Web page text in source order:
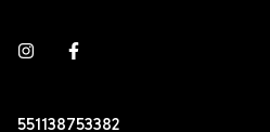
551138753382